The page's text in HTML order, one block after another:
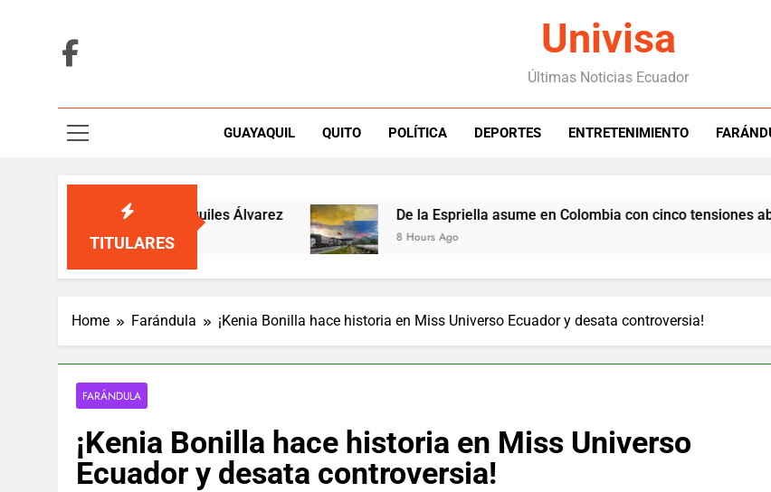
Univisa
Últimas Noticias Ecuador
GUAYAQUIL QUITO POLÍTICA DEPORTES ENTRETENIMIENTO
TITULARES
por fallo sobre Aquiles Álvarez De la Espriella asume en Colombia con cinco tensiones
8 Hours Ago
Home Farándula ¡Kenia Bonilla hace historia en Miss Universo Ecuador y desata controversia!
FARÁNDULA
¡Kenia Bonilla hace historia en Miss Universo
Ecuador y desata controversia!